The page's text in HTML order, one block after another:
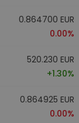
0.864700 EUR
0.00%
520.230 EUR
+1.30%
0.864925 EUR
0.00%